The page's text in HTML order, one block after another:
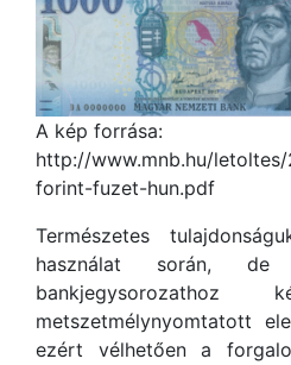
A kép forrása:
http://www.mnb.hu/letoltes/
forint-fuzet-hun.pdf
Természetes
használat során,
metszetmélynyomtatott
ezért vélhetően a